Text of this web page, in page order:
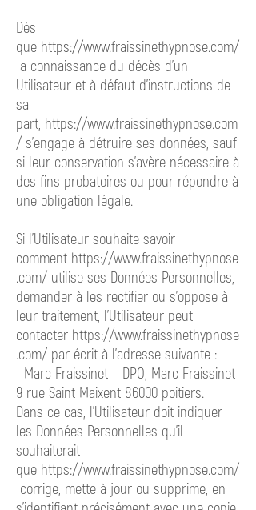
Dès
que https://www.fraissinethypnose.com/
a connaissance du décès d’un
Utilisateur et à défaut d’instructions de
sa
part, https://www.fraissinethypnose.com
/ s’engage à détruire ses données, sauf
si leur conservation s’avère nécessaire à
des fins probatoires ou pour répondre à
une obligation légale.
Si l’Utilisateur souhaite savoir
comment https://www.fraissinethypnose
.com/ utilise ses Données Personnelles,
demander à les rectifier ou s’oppose à
leur traitement, l’Utilisateur peut
contacter https://www.fraissinethypnose
.com/ par écrit à l’adresse suivante :
Marc Fraissinet – DPO, Marc Fraissinet
9 rue Saint Maixent 86000 poitiers.
Dans ce cas, l’Utilisateur doit indiquer
les Données Personnelles qu’il
souhaiterait
que https://www.fraissinethypnose.com/
corrige, mette à jour ou supprime, en